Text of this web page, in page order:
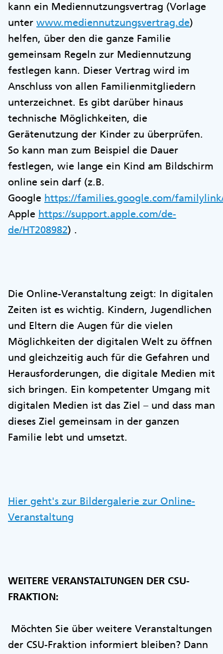
kann ein Mediennutzungsvertrag (Vorlage
unter www.mediennutzungsvertrag.de)
helfen, über den die ganze Familie
gemeinsam Regeln zur Mediennutzung
festlegen kann. Dieser Vertrag wird im
Anschluss von allen Familienmitgliedern
unterzeichnet. Es gibt darüber hinaus
technische Möglichkeiten, die
Gerätenutzung der Kinder zu überprüfen.
So kann man zum Beispiel die Dauer
festlegen, wie lange ein Kind am Bildschirm
online sein darf (z.B.
Google https://families.google.com/
Apple https://support.apple.com/de-
de/HT208982) .
Die Online-Veranstaltung zeigt: In digitalen
Zeiten ist es wichtig. Kindern, Jugendlichen
und Eltern die Augen für die vielen
Möglichkeiten der digitalen Welt zu öffnen
und gleichzeitig auch für die Gefahren und
Herausforderungen, die digitale Medien mit
sich bringen. Ein kompetenter Umgang mit
digitalen Medien ist das Ziel – und dass man
dieses Ziel gemeinsam in der ganzen
Familie lebt und umsetzt.
Hier geht's zur Bildergalerie zur Online-
Veranstaltung
WEITERE VERANSTALTUNGEN DER CSU-
FRAKTION:
Möchten Sie über weitere Veranstaltungen
der CSU-Fraktion informiert bleiben? Dann